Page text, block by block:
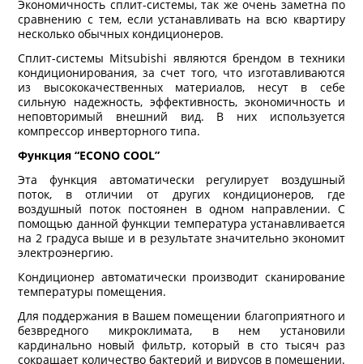
Экономичность сплит-системы, так же очень заметна по
сравнению с тем, если устанавливать на всю квартиру
несколько обычных кондиционеров.
Сплит-системы Mitsubishi являются брендом в техники
кондиционирования, за счет того, что изготавливаются
из высококачественных материалов, несут в себе
сильную надежность, эффективность, экономичность и
неповторимый внешний вид. В них используется
компрессор инверторного типа.
Функция “ECONO COOL”
Эта функция автоматически регулирует воздушный
поток, в отличии от других кондиционеров, где
воздушный поток постоянен в одном направлении. С
помощью данной функции температура устанавливается
на 2 градуса выше и в результате значительно экономит
электроэнергию.
Кондиционер автоматически производит сканирование
температуры помещения.
Для поддержания в Вашем помещении благоприятного и
безвредного микроклимата, в нем установили
кардинально новый фильтр, который в сто тысяч раз
сокращает количество бактерий и вирусов в помещении.